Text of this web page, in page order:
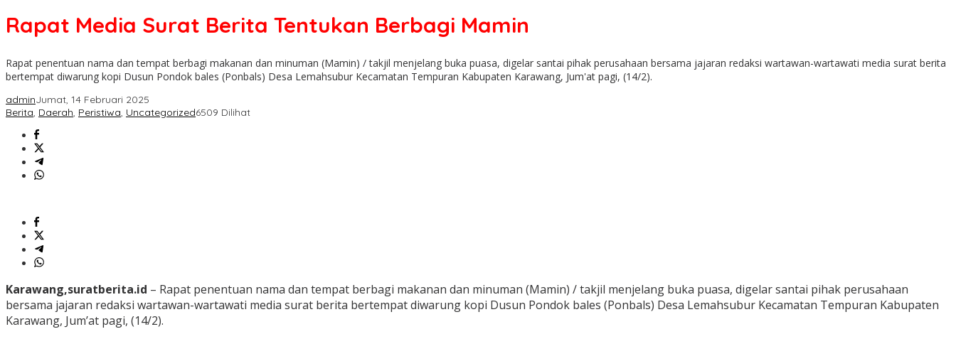
Rapat Media Surat Berita Tentukan Berbagi Mamin
Rapat penentuan nama dan tempat berbagi makanan dan minuman (Mamin) / takjil menjelang buka puasa, digelar santai pihak perusahaan bersama jajaran redaksi wartawan-wartawati media surat berita
bertempat diwarung kopi Dusun Pondok bales (Ponbals) Desa Lemahsubur Kecamatan Tempuran Kabupaten Karawang, Jum'at pagi, (14/2).
adminJumat, 14 Februari 2025
Berita, Daerah, Peristiwa, Uncategorized6509 Dilihat
Karawang,suratberita.id – Rapat penentuan nama dan tempat berbagi makanan dan minuman (Mamin) / takjil menjelang buka puasa, digelar santai pihak perusahaan
bersama jajaran redaksi wartawan-wartawati media surat berita bertempat diwarung kopi Dusun Pondok bales (Ponbals) Desa Lemahsubur Kecamatan Tempuran Kabupaten
Karawang, Jum’at pagi, (14/2).